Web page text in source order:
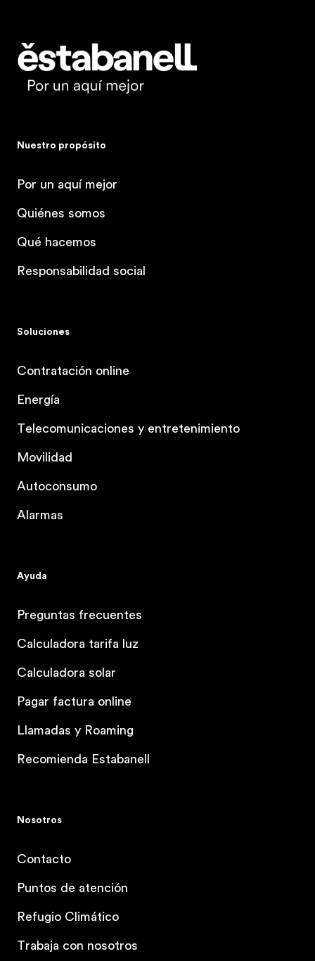
Estabanell
Nuestro propósito
Por un aquí mejor
Quiénes somos
Qué hacemos
Responsabilidad social
Soluciones
Contratación online
Energía
Telecomunicaciones y entretenimiento
Movilidad
Autoconsumo
Alarmas
Ayuda
Preguntas frecuentes
Calculadora tarifa luz
Calculadora solar
Pagar factura online
Llamadas y Roaming
Recomienda Estabanell
Nosotros
Contacto
Puntos de atención
Refugio Climático
Trabaja con nosotros